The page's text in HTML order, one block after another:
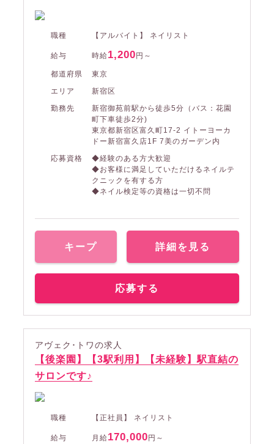
職種 【アルバイト】 ネイリスト
給与 時給1,200 円～
都道府県
東京
エリア
新宿区
勤務先
新宿御苑前駅から徒歩5分（バス：花園
町下車徒歩2分)
東京都新宿区富久町17-2 イトーヨーカ
ドー新宿富久店1F 7美のガーデン内
応募資格
◆経験のある方大歓迎
◆お客様に満足していただけるネイルテ
クニックを有する方
◆ネイル検定等の資格は一切不問
キープ 詳細を見る
応募する
アヴェク･トワの求人
【後楽園】【3駅利用】【未経験】駅直結の
サロンです♪
職種 【正社員】 ネイリスト
給与 月給170,000 円～